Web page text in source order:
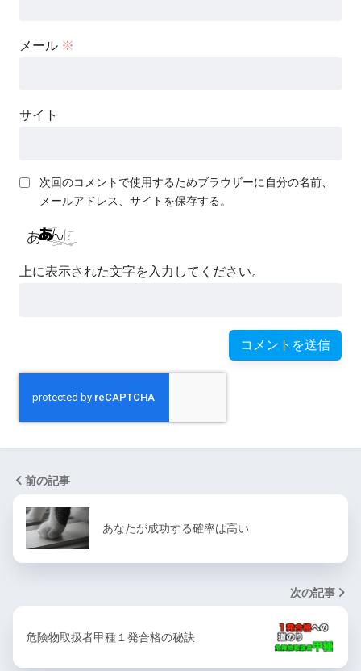
メール ※
サイト
次回のコメントで使用するためブラウザーに自分の名前、
メールアドレス、サイトを保存する。
上に表示された文字を入力してください。
前の記事
あなたが成功する確率は高い
次の記事
危険物取扱者甲種１発合格の秘訣